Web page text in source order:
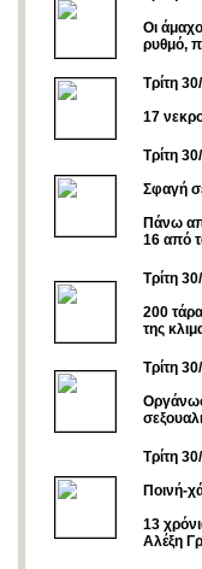
Οι
ρυθμό,
Τρίτη
17
Τρίτη
Σφαγή
Πάνω
16 από
Τρίτη
200
της
Τρίτη
Tρίτη
Ποινή-
13
Αλέξη